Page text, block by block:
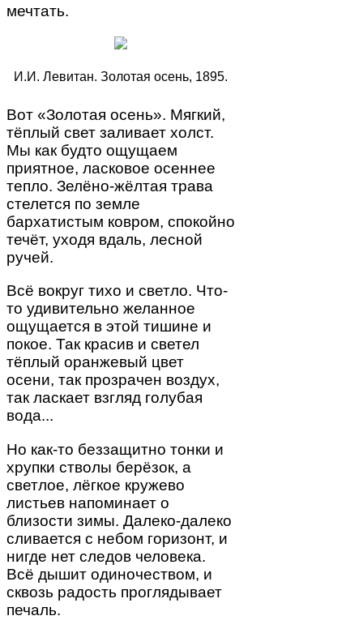
мечтать.
И.И. Левитан. Золотая осень, 1895.
Вот «Золотая осень». Мягкий,
тёплый свет заливает холст.
Мы как будто ощущаем
приятное, ласковое осеннее
тепло. Зелёно-жёлтая трава
стелется по земле
бархатистым ковром, спокойно
течёт, уходя вдаль, лесной
ручей.
Всё вокруг тихо и светло. Что-
то удивительно желанное
ощущается в этой тишине и
покое. Так красив и светел
тёплый оранжевый цвет
осени, так прозрачен воздух,
так ласкает взгляд голубая
вода...
Но как-то беззащитно тонки и
хрупки стволы берёзок, а
светлое, лёгкое кружево
листьев напоминает о
близости зимы. Далеко-далеко
сливается с небом горизонт, и
нигде нет следов человека.
Всё дышит одиночеством, и
сквозь радость проглядывает
печаль.